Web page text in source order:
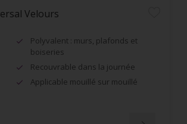
Velours
Polyvalent : murs, plafonds et
boiseries
Recouvrable dans la journée
Applicable mouillé sur mouillé